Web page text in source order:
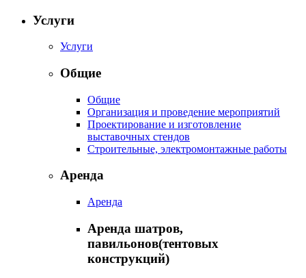
Услуги
Услуги
Общие
Общие
Организация и проведение мероприятий
Проектирование и изготовление
выставочных стендов
Строительные, электромонтажные работы
Аренда
Аренда
Аренда шатров,
павильонов(тентовых
конструкций)